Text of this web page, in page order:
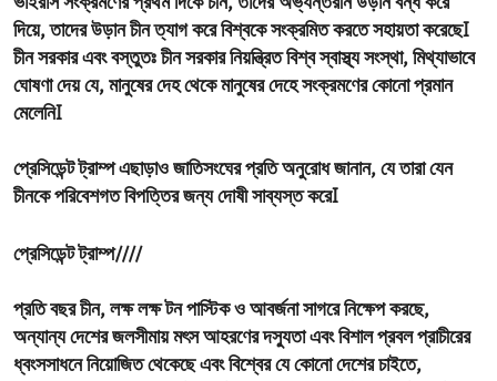
ভাইরাস সংক্রমণের প্রথম দিকে চীন, তাদের অভ্যন্তরীন উড়ান বন্ধ করে
দিয়ে, তাদের উড়ান চীন ত্যাগ করে বিশ্বকে সংক্রমিত করতে সহায়তা করেছেI
চীন সরকার এবং বস্তুতঃ চীন সরকার নিয়ন্ত্রিত বিশ্ব স্বাস্থ্য সংস্থা, মিথ্যাভাবে
ঘোষণা দেয় যে, মানুষের দেহ থেকে মানুষের দেহে সংক্রমণের কোনো প্রমান
মেলেনিI
প্রেসিডেন্ট ট্রাম্প এছাড়াও জাতিসংঘের প্রতি অনুরোধ জানান, যে তারা যেন
চীনকে পরিবেশগত বিপত্তির জন্য দোষী সাব্যস্ত করেI
প্রেসিডেন্ট ট্রাম্প////
প্রতি বছর চীন, লক্ষ লক্ষ টন পাস্টিক ও আবর্জনা সাগরে নিক্ষেপ করছে,
অন্যান্য দেশের জলসীমায় মৎস আহরণের দস্যুতা এবং বিশাল প্রবল প্রাচীরের
ধ্বংসসাধনে নিয়োজিত থেকেছে এবং বিশ্বের যে কোনো দেশের চাইতে,